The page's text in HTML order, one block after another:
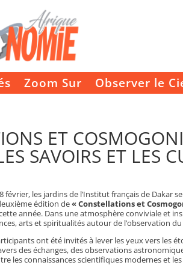
Zoom Sur Observer le
ET
SAVOIRS ET LES
février, les jardins de l’Institut français de
édition de« Constellations et
année. Dans une atmosphère conviviale et
arts et spiritualités autour de l’observation du
ont été invités à lever les yeux vers les
des échanges, des observations
les connaissances scientifiques modernes et